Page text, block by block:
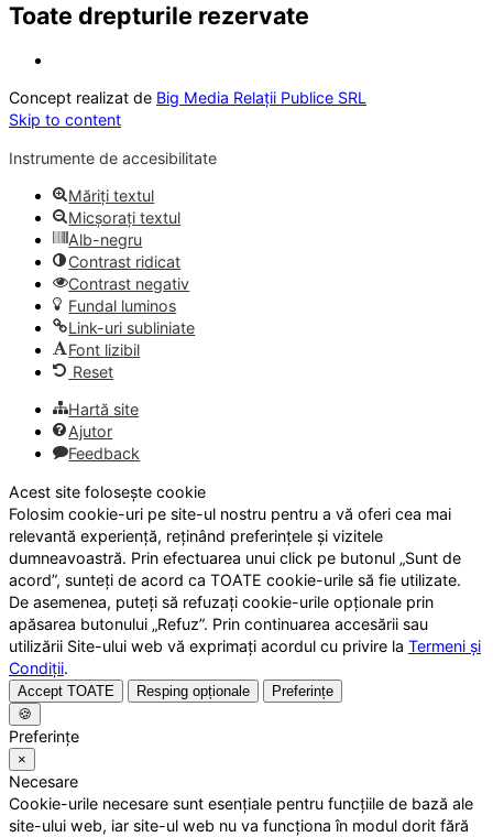
Toate drepturile rezervate
Concept realizat de Big Media Relații Publice SRL
Skip to content
Instrumente de accesibilitate
Măriți textul
Micșorați textul
Alb-negru
Contrast ridicat
Contrast negativ
Fundal luminos
Link-uri subliniate
Font lizibil
Reset
Hartă site
Ajutor
Feedback
Acest site folosește cookie
Folosim cookie-uri pe site-ul nostru pentru a vă oferi cea mai
relevantă experiență, reținând preferințele și vizitele
dumneavoastră. Prin efectuarea unui click pe butonul „Sunt de
acord”, sunteți de acord ca TOATE cookie-urile să fie utilizate.
De asemenea, puteți să refuzați cookie-urile opționale prin
apăsarea butonului „Refuz”. Prin continuarea accesării sau
utilizării Site-ului web vă exprimați acordul cu privire la Termeni și
Condiții.
Accept TOATE Resping opționale
Preferințe
🍪
Preferințe
×
Necesare
Cookie-urile necesare sunt esențiale pentru funcțiile de bază ale
site-ului web, iar site-ul web nu va funcționa în modul dorit fără